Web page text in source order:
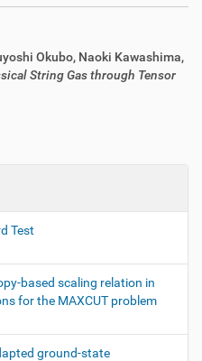
Okubo, Naoki Kawashima,
String Gas through Tensor
Test
based scaling relation in
for the MAXCUT problem
ground-state